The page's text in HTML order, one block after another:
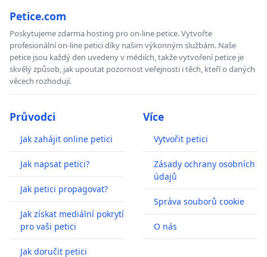
Petice.com
Poskytujeme zdarma hosting pro on-line petice. Vytvořte
profesionální on-line petici díky našim výkonným službám. Naše
petice jsou každý den uvedeny v médiích, takže vytvoření petice je
skvělý způsob, jak upoutat pozornost veřejnosti i těch, kteří o daných
věcech rozhodují.
Průvodci
Jak zahájit online petici
Jak napsat petici?
Jak petici propagovat?
Jak získat mediální pokrytí
pro vaši petici
Jak doručit petici
Více
Vytvořit petici
Zásady ochrany osobních
údajů
Správa souborů cookie
O nás